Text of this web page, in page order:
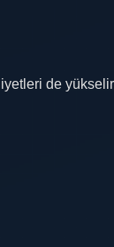
de